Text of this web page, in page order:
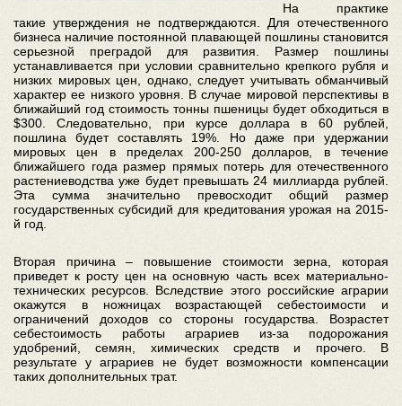
На практике
такие утверждения не подтверждаются. Для отечественного
бизнеса наличие постоянной плавающей пошлины становится
серьезной преградой для развития. Размер пошлины
устанавливается при условии сравнительно крепкого рубля и
низких мировых цен, однако, следует учитывать обманчивый
характер ее низкого уровня. В случае мировой перспективы в
ближайший год стоимость тонны пшеницы будет обходиться в
$300. Следовательно, при курсе доллара в 60 рублей,
пошлина будет составлять 19%. Но даже при удержании
мировых цен в пределах 200-250 долларов, в течение
ближайшего года размер прямых потерь для отечественного
растениеводства уже будет превышать 24 миллиарда рублей.
Эта сумма значительно превосходит общий размер
государственных субсидий для кредитования урожая на 2015-
й год.
Вторая причина – повышение стоимости зерна, которая
приведет к росту цен на основную часть всех материально-
технических ресурсов. Вследствие этого российские аграрии
окажутся в ножницах возрастающей себестоимости и
ограничений доходов со стороны государства. Возрастет
себестоимость работы аграриев из-за подорожания
удобрений, семян, химических средств и прочего. В
результате у аграриев не будет возможности компенсации
таких дополнительных трат.